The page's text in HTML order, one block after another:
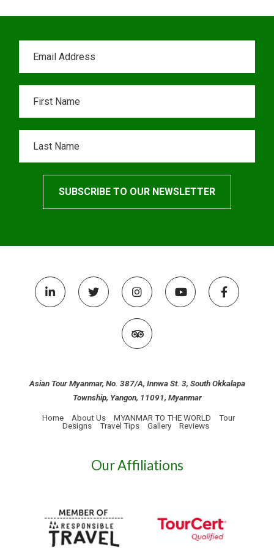
Asian Tour Myanmar, No. 387/A, Innwa St. 3, South Okkalapa
Township, Yangon, 11091, Myanmar
Home About Us MYANMAR TO THE WORLD
Tour
Designs
Travel Tips Gallery Reviews
Our Affiliations